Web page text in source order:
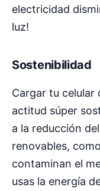
electricidad
luz!
Sostenibilidad
Cargar tu celular
actitud súper
a la reducción
renovables,
contaminan el
usas la energía